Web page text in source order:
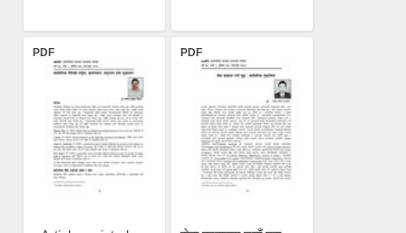
PDF PDF